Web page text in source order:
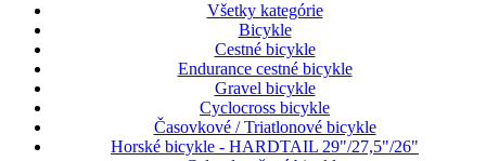
Všetky kategórie
Bicykle
Cestné bicykle
Endurance cestné bicykle
Gravel bicykle
Cyclocross bicykle
Časovkové / Triatlonové bicykle
Horské bicykle - HARDTAIL 29"/27,5"/26"